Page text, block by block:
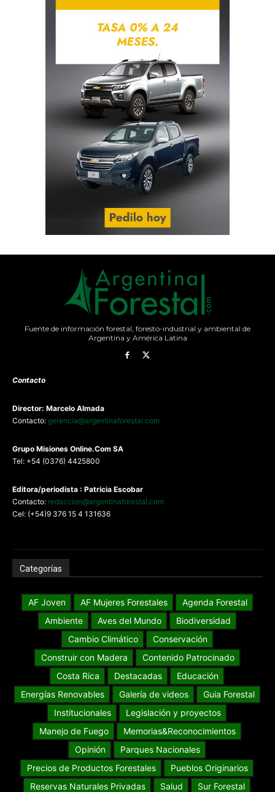
Fuente de información forestal, foresto-industrial y ambiental de
Argentina y América Latina
Contacto
Director: Marcelo Almada
Contacto: gerencia@argentinaforestal.com
Grupo Misiones Online.Com SA
Tel: +54 (0376) 4425800
Editora/periodista : Patricia Escobar
Contacto: redaccion@argentinaforestal.com
Cel: (+54)9 376 15 4 131636
Categorías
AF Joven AF Mujeres Forestales
Agenda Forestal
Ambiente
Aves del Mundo
Biodiversidad
Cambio Climático
Conservación
Construir con Madera
Contenido Patrocinado
Costa Rica
Destacadas
Educación
Energías Renovables
Galería de videos
Guia Forestal
Institucionales
Legislación y proyectos
Manejo de Fuego
Memorias&Reconocimientos
Opinión
Parques Nacionales
Precios de Productos Forestales
Pueblos Originarios
Reservas Naturales Privadas
Salud
Sur Forestal